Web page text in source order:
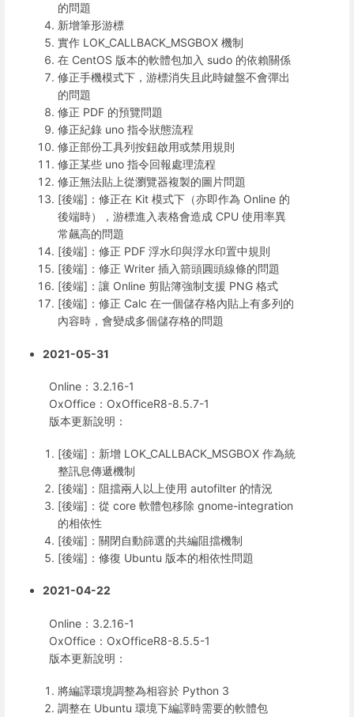
的問題
新增筆形游標
實作 LOK_CALLBACK_MSGBOX 機制
在 CentOS 版本的軟體包加入 sudo 的依賴關係
修正手機模式下，游標消失且此時鍵盤不會彈出
的問題
修正 PDF 的預覽問題
修正紀錄 uno 指令狀態流程
修正部份工具列按鈕啟用或禁用規則
修正某些 uno 指令回報處理流程
修正無法貼上從瀏覽器複製的圖片問題
[後端]：修正在 Kit 模式下（亦即作為 Online 的
後端時），游標進入表格會造成 CPU 使用率異
常飆高的問題
[後端]：修正 PDF 浮水印與浮水印置中規則
[後端]：修正 Writer 插入箭頭圓頭線條的問題
[後端]：讓 Online 剪貼簿強制支援 PNG 格式
[後端]：修正 Calc 在一個儲存格內貼上有多列的
內容時，會變成多個儲存格的問題
2021-05-31
Online：3.2.16-1
OxOffice：OxOfficeR8-8.5.7-1
版本更新說明：
[後端]：新增 LOK_CALLBACK_MSGBOX 作為統
整訊息傳遞機制
[後端]：阻擋兩人以上使用 autofilter 的情況
[後端]：從 core 軟體包移除 gnome-integration
的相依性
[後端]：關閉自動篩選的共編阻擋機制
[後端]：修復 Ubuntu 版本的相依性問題
2021-04-22
Online：3.2.16-1
OxOffice：OxOfficeR8-8.5.5-1
版本更新說明：
將編譯環境調整為相容於 Python 3
調整在 Ubuntu 環境下編譯時需要的軟體包